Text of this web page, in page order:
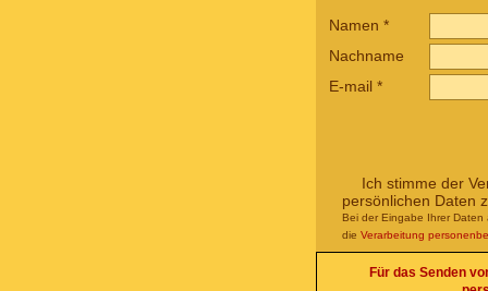
Namen *
Nachname
E-mail *
Ich stimme der
persönlichen Daten
Bei der Eingabe Ihrer Daten
die Verarbeitung
Für das Senden